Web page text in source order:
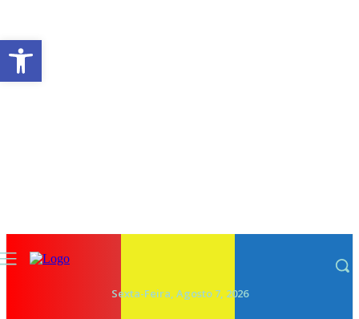
Sexta-Feira, Agosto 7, 2026
Abrir a barra de ferramentas